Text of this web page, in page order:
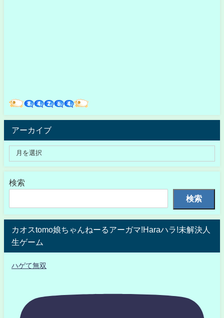
アーカイブ
検索
検索
カオスtomo娘ちゃんねーるアーガマ!Haraハラ!未解決人
生ゲーム
ハゲて無双